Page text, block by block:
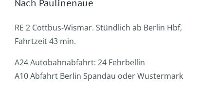
Nach Paulinenaue
RE 2 Cottbus-Wismar. Stündlich ab Berlin Hbf,
Fahrtzeit 43 min.
A24 Autobahnabfahrt: 24 Fehrbellin
A10 Abfahrt Berlin Spandau oder Wustermark